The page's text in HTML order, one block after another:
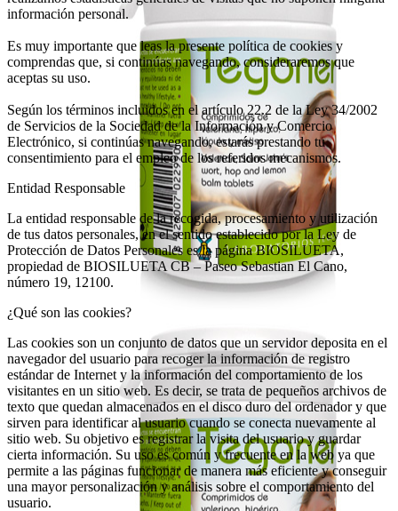
información personal.
Es muy importante que leas la presente política de cookies y
comprendas que, si continúas navegando, consideraremos que
aceptas su uso.
Según los términos incluidos en el artículo 22.2 de la Ley 34/2002
de Servicios de la Sociedad de la Información y Comercio
Electrónico, si continúas navegando, estarás prestando tu
consentimiento para el empleo de los referidos mecanismos.
Entidad Responsable
La entidad responsable de la recogida, procesamiento y utilización
de tus datos personales, en el sentido establecido por la Ley de
Protección de Datos Personales es la página BIOSILUETA,
propiedad de BIOSILUETA CB – Paseo Sebastian El Cano,
número 19, 12100.
¿Qué son las cookies?
Las cookies son un conjunto de datos que un servidor deposita en el
navegador del usuario para recoger la información de registro
estándar de Internet y la información del comportamiento de los
visitantes en un sitio web. Es decir, se trata de pequeños archivos de
texto que quedan almacenados en el disco duro del ordenador y que
sirven para identificar al usuario cuando se conecta nuevamente al
sitio web. Su objetivo es registrar la visita del usuario y guardar
cierta información. Su uso es común y frecuente en la web ya que
permite a las páginas funcionar de manera más eficiente y conseguir
una mayor personalización y análisis sobre el comportamiento del
usuario.